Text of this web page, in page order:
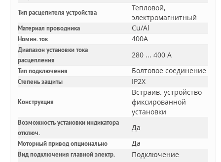
Тип расцепителя устройства
Тепловой,
электромагнитный
Материал проводника Cu/Al
Номин. ток 400A
Диапазон установки тока
расцепления
280 ... 400 А
Тип подключения Болтовое соединение
Степень защиты IP2X
Конструкция
Встраив. устройство
фиксированной
установки
Возможность установки индикатора
отключ.
Да
Моторный привод опционально Да
Вид подключения главной электр.
Подключение